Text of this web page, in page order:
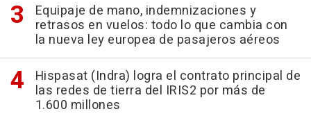
Equipaje de mano, indemnizaciones y
retrasos en vuelos: todo lo que cambia con
la nueva ley europea de pasajeros aéreos
Hispasat (Indra) logra el contrato principal de
las redes de tierra del IRIS2 por más de
1.600 millones